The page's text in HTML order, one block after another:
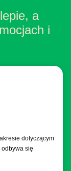
a
i
dotyczącym
się